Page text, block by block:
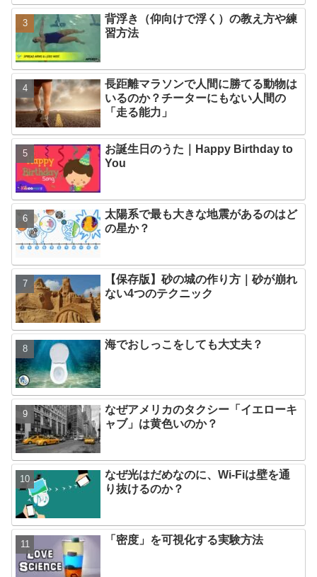
背浮き（仰向けで浮く）の教え方や練
習方法
長距離マラソンで人間に勝てる動物は
いるのか？チーターにもない人間の
「走る能力」
お誕生日のうた｜Happy Birthday to
You
太陽系で最も大きな地震があるのはど
の星か？
【保存版】砂の城の作り方｜砂が崩れ
ない4つのテクニック
海でおしっこをしても大丈夫？
なぜアメリカのタクシー「イエローキ
ャブ」は黄色いのか？
なぜ光はだめなのに、Wi-Fiは壁を通
り抜けるのか？
「密度」を可視化する実験方法